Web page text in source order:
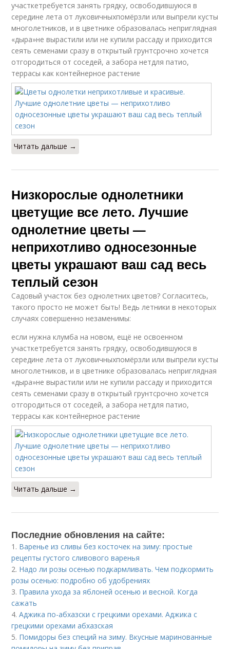
участкетребуется занять грядку, освободившуюся в
середине лета от луковичныхпомёрзли или выпрели кусты
многолетников, и в цветнике образовалась неприглядная
«дыра»не вырастили или не купили рассаду и приходится
сеять семенами сразу в открытый грунтсрочно хочется
отгородиться от соседей, а забора нетдля патио,
террасы как контейнерное растение
Читать дальше →
Низкорослые однолетники
цветущие все лето. Лучшие
однолетние цветы —
неприхотливо односезонные
цветы украшают ваш сад весь
теплый сезон
Садовый участок без однолетних цветов? Согласитесь,
такого просто не может быть! Ведь летники в некоторых
случаях совершенно незаменимы:
если нужна клумба на новом, ещё не освоенном
участкетребуется занять грядку, освободившуюся в
середине лета от луковичныхпомёрзли или выпрели кусты
многолетников, и в цветнике образовалась неприглядная
«дыра»не вырастили или не купили рассаду и приходится
сеять семенами сразу в открытый грунтсрочно хочется
отгородиться от соседей, а забора нетдля патио,
террасы как контейнерное растение
Читать дальше →
Последние обновления на сайте:
1. Варенье из сливы без косточек на зиму: простые
рецепты густого сливового варенья
2. Надо ли розы осенью подкармливать. Чем подкормить
розы осенью: подробно об удобрениях
3. Правила ухода за яблоней осенью и весной. Когда
сажать
4.Аджика по-абхазски с грецкими орехами. Аджика с
грецкими орехами абхазская
5. Помидоры без специй на зиму. Вкусные маринованные